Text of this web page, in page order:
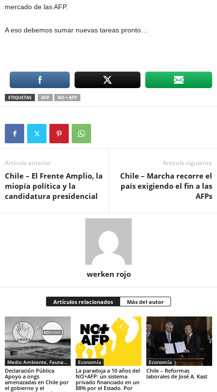
mercado de las AFP.
A eso debemos sumar nuevas tareas pronto…
ETIQUETAS AFP NO + AFP
Artículo anterior
Chile – El Frente Amplio, la
miopía política y la
candidatura presidencial
Artículo siguiente
Chile – Marcha recorre el
país exigiendo el fin a las
AFPs
werken rojo
Artículos relacionados Más del autor
Medio Ambiente, Fauna y Sociedad
Declaración Pública
Apoyo a ongs
amenazadas en Chile por
el gobierno y el
Economía
La paradoja a 10 años del
NO+AFP: un sistema
privado financiado en un
88% por el Estado. Por
Economía
Chile – Reformas
laborales de José A. Kast